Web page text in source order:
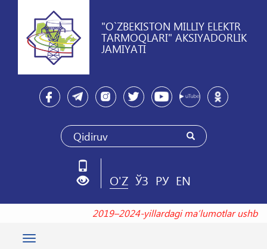
"O`ZBEKISTON MILLIY ELEKTR
TARMOQLARI" AKSIYADORLIK
JAMIYATI
O'Z ЎЗ РУ EN
2019–2024-yillardagi maʼlumotlar
Toggle